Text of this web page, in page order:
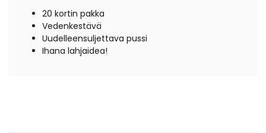
20 kortin pakka
Vedenkestävä
Uudelleensuljettava pussi
Ihana lahjaidea!